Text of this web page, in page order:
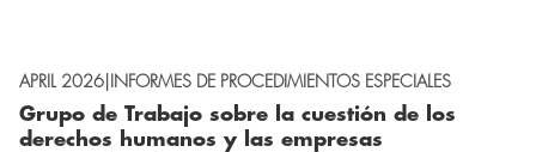
APRIL 2026 INFORMES DE PROCEDIMIENTOS ESPECIALES
Grupo de Trabajo sobre la cuestión de los
derechos humanos y las empresas